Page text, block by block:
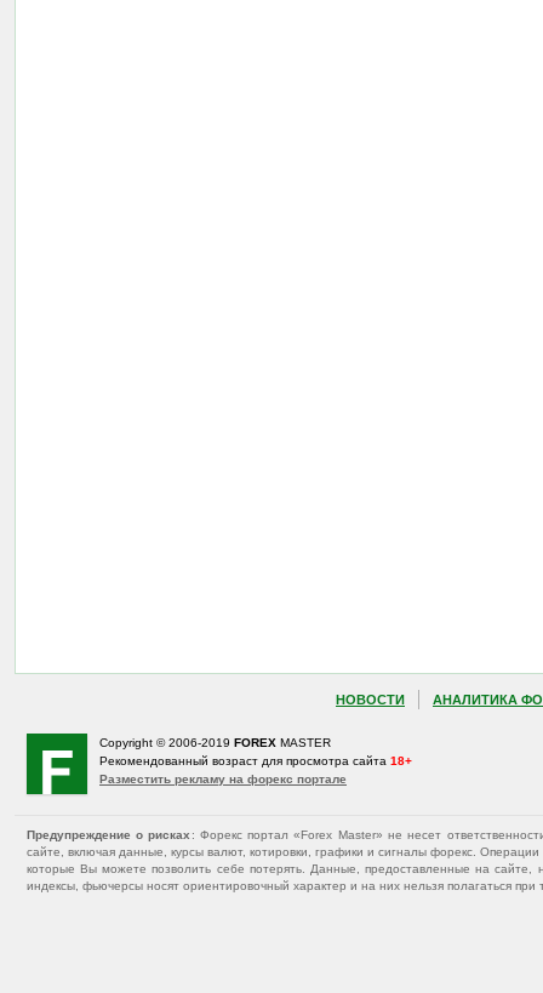
НОВОСТИ АНАЛИТИКА
Copyright © 2006-2019 FOREX MASTER
Рекомендованный возраст для просмотра сайта 18+
Разместить рекламу на форекс портале
Предупреждение о рисках : Форекс портал «Forex Master» не несет
сайте, включая данные, курсы валют, котировки, графики и сигналы форекс.
которые Вы можете позволить себе потерять. Данные, предоставленные на
индексы, фьючерсы носят ориентировочный характер и на них нельзя полагаться при